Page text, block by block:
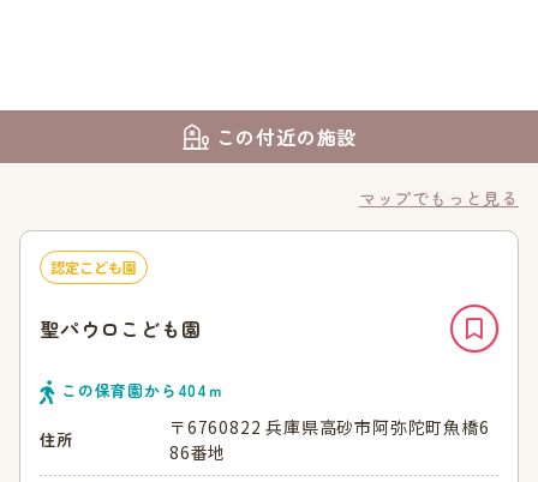
この付近の施設
マップでもっと見る
認定こども園
聖パウロこども園
この保育園から 404 ｍ
住所
〒6760822 兵庫県高砂市阿弥陀町魚橋6
86番地